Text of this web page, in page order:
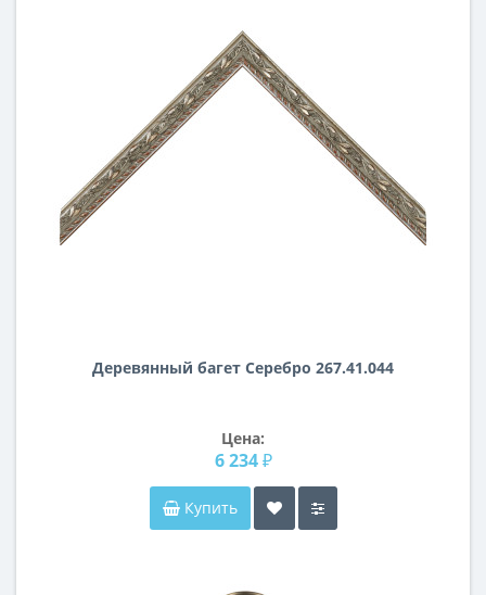
Деревянный багет Серебро 267.41.044
Цена:
6 234 ₽
Купить